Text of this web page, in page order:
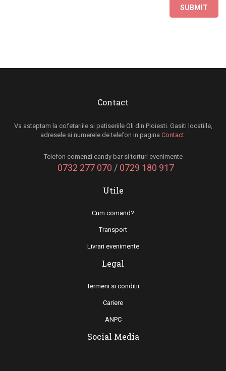
Contact
Va asteptam la cofetariile si patiseriile Oli din Ploiesti. Gasiti locatiile,
adresele si numerele de telefon in pagina Contact.
Telefon comenzi candy bar si torturi evenimente
0732 277 070 / 0729 180 917
Utile
Cum comand?
Transport
Livrari evenimente
Legal
Termeni si conditii
Cariere
ANPC
Social Media